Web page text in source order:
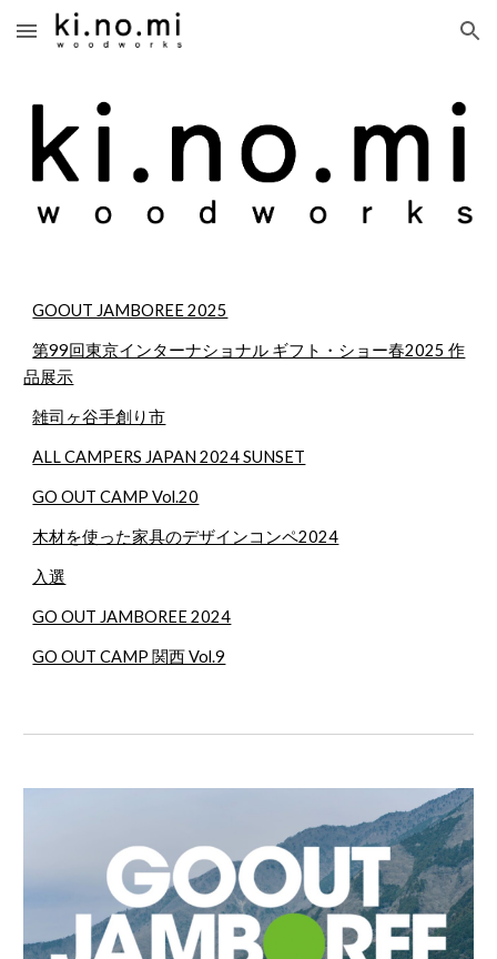
Skip to main content Skip to navigation
GOOUT JAMBOREE 2025
第99回東京インターナショナル ギフト・ショー春2025 作
品展示
雑司ヶ谷手創り市
ALL CAMPERS JAPAN 2024 SUNSET
GO OUT CAMP Vol.20
木材を使った家具のデザインコンペ2024
入選
GO OUT JAMBOREE 2024
GO OUT CAMP 関西 Vol.9